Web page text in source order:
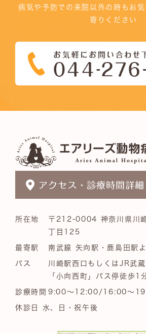
病気や予防での来院以外の時もお
寄りください
所在地
〒212-0004 神奈川県川
丁目125
最寄駅 南武線 矢向駅・鹿島田駅
バス
川崎駅西口もしくはJR武
「小向西町」バス停徒歩1
診療時間 9:00～12:00/16:00～
休診日 水、日・祝午後